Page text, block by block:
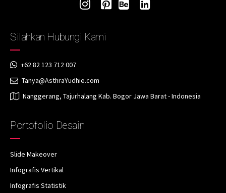
Silahkan Hubungi Kami
+62 82 123 712 007
Tanya@AsthraYudhie.com
Nanggerang, Tajurhalang Kab. Bogor Jawa Barat - Indonesia
Portofolio Desain
Slide Makeover
Infografis Vertikal
Infografis Statistik